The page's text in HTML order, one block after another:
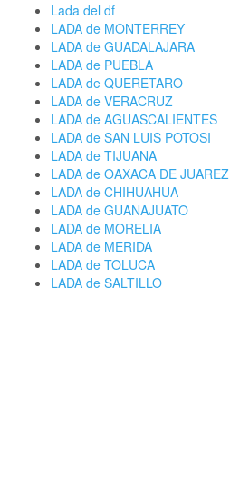
Lada del df
LADA de MONTERREY
LADA de GUADALAJARA
LADA de PUEBLA
LADA de QUERETARO
LADA de VERACRUZ
LADA de AGUASCALIENTES
LADA de SAN LUIS POTOSI
LADA de TIJUANA
LADA de OAXACA DE JUAREZ
LADA de CHIHUAHUA
LADA de GUANAJUATO
LADA de MORELIA
LADA de MERIDA
LADA de TOLUCA
LADA de SALTILLO